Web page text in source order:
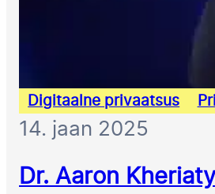
Digitaalne privaatsus
14. jaan 2025
Dr. Aaron